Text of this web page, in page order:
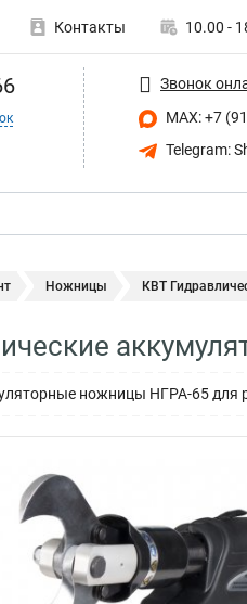
Контакты 10.00 -
Звонок
MAX: +7
Telegram:
Ножницы КВТ
ножницы НГРА-65 для